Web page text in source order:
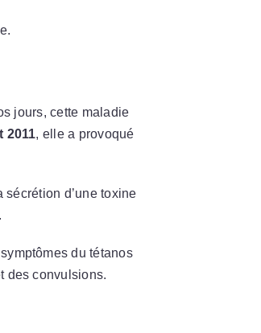
jours, cette maladie
2011, elle a provoqué
sécrétion d’une toxine
du tétanos
des convulsions.